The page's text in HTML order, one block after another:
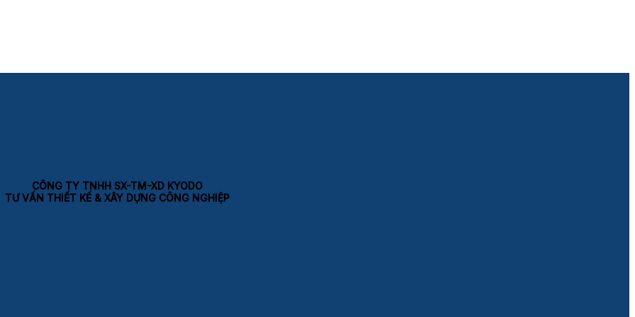
CÔNG TY TNHH SX-TM-XD KYODO
TƯ VẤN THIẾT KẾ & XÂY DỰNG CÔNG NGHIỆP